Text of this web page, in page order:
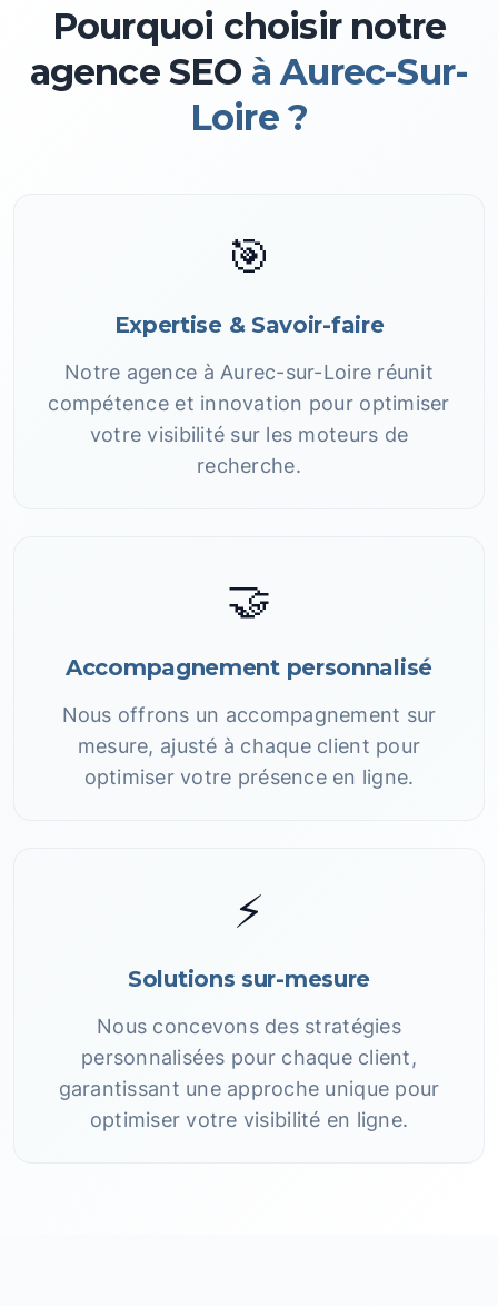
Pourquoi choisir notre
agence SEO à Aurec-Sur-
Loire ?
🎯
Expertise & Savoir-faire
Notre agence à Aurec-sur-Loire réunit
compétence et innovation pour optimiser
votre visibilité sur les moteurs de
recherche.
🤝
Accompagnement personnalisé
Nous offrons un accompagnement sur
mesure, ajusté à chaque client pour
optimiser votre présence en ligne.
⚡
Solutions sur-mesure
Nous concevons des stratégies
personnalisées pour chaque client,
garantissant une approche unique pour
optimiser votre visibilité en ligne.